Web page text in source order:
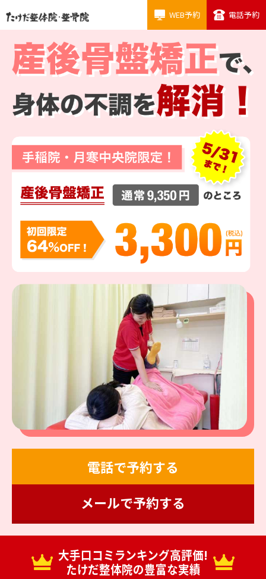
WEB予約 電話予約
電話で予約する
メールで予約する
大手口コミランキング高評価!
たけだ整体院の豊富な実績